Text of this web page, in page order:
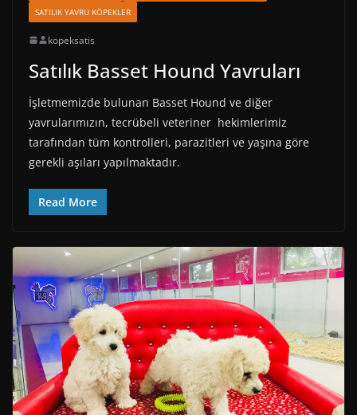
SATILIK YAVRU KÖPEKLER
kopeksatis
Satılık Basset Hound Yavruları
İşletmemizde bulunan Basset Hound ve diğer
yavrularımızın, tecrübeli veteriner hekimlerimiz
tarafından tüm kontrolleri, parazitleri ve yaşına göre
gerekli aşıları yapılmaktadır.
Read More